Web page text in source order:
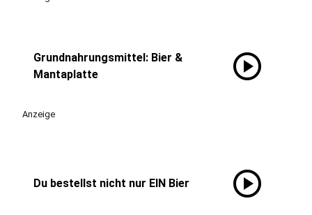
Grundnahrungsmittel: Bier &
Mantaplatte
play_circle
Anzeige
Du bestellst nicht nur EIN Bier play_circle